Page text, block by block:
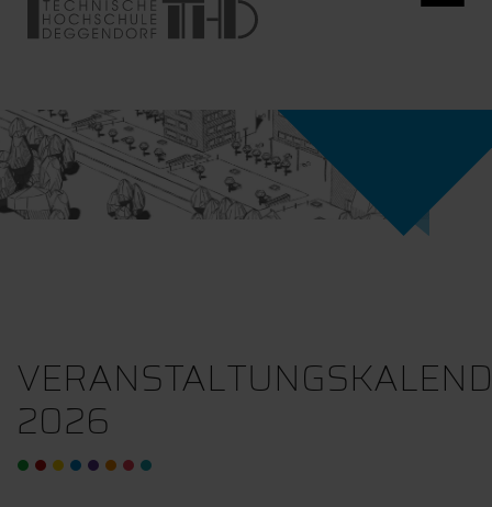
2026